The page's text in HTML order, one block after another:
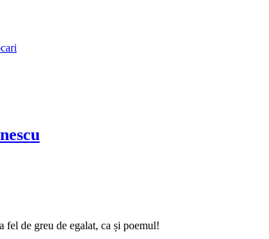
fel de greu de egalat, ca și poemul!